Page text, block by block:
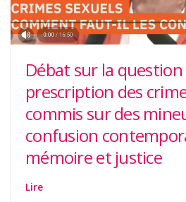
Débat sur la question
prescription des
commis sur des
confusion
mémoire et justice
Lire